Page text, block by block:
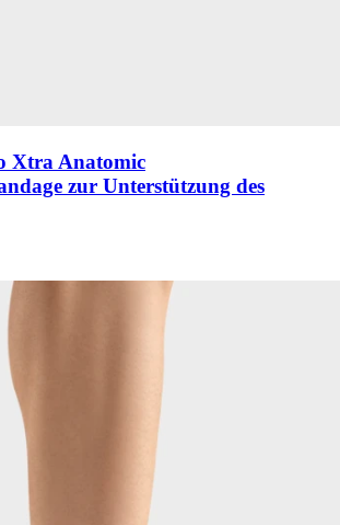
Xtra Anatomic
zur Unterstützung des